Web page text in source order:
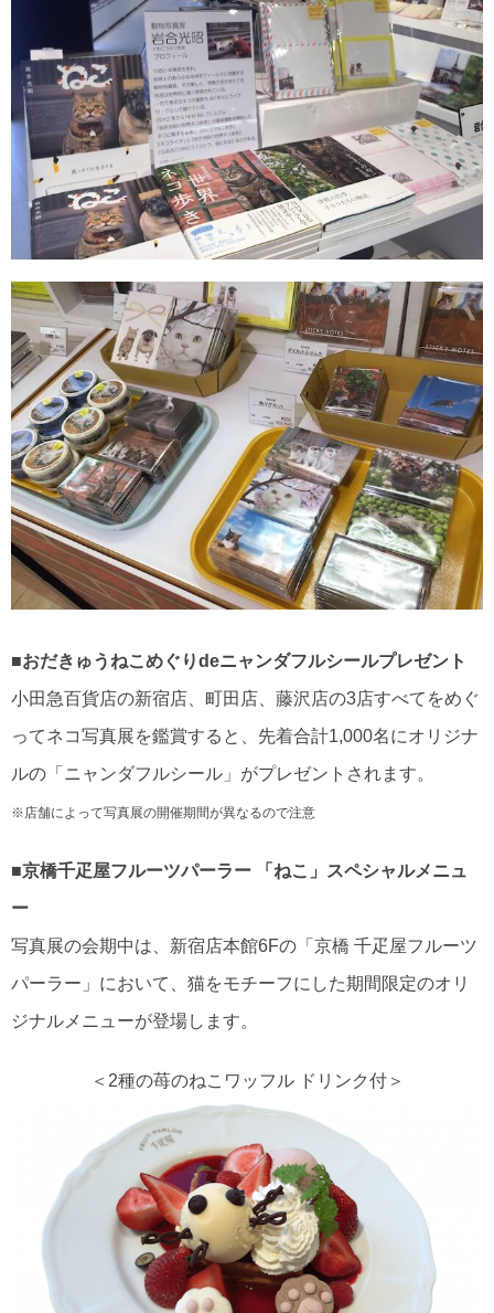
■おだきゅうねこめぐりdeニャンダフルシールプレゼント
小田急百貨店の新宿店、町田店、藤沢店の3店すべてをめぐ
ってネコ写真展を鑑賞すると、先着合計1,000名にオリジナ
ルの「ニャンダフルシール」がプレゼントされます。
※店舗によって写真展の開催期間が異なるので注意
■京橋千疋屋フルーツパーラー 「ねこ」スペシャルメニュ
ー
写真展の会期中は、新宿店本館6Fの「京橋 千疋屋フルーツ
パーラー」において、猫をモチーフにした期間限定のオリ
ジナルメニューが登場します。
＜2種の苺のねこワッフル ドリンク付＞